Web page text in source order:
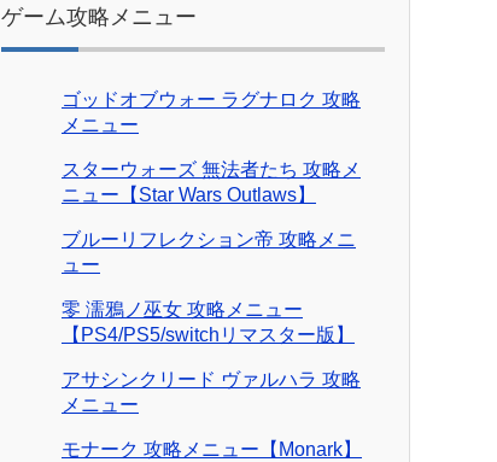
ゲーム攻略メニュー
ゴッドオブウォー ラグナロク 攻略
メニュー
スターウォーズ 無法者たち 攻略メ
ニュー【Star Wars Outlaws】
ブルーリフレクション帝 攻略メニ
ュー
零 濡鴉ノ巫女 攻略メニュー
【PS4/PS5/switchリマスター版】
アサシンクリード ヴァルハラ 攻略
メニュー
モナーク 攻略メニュー【Monark】